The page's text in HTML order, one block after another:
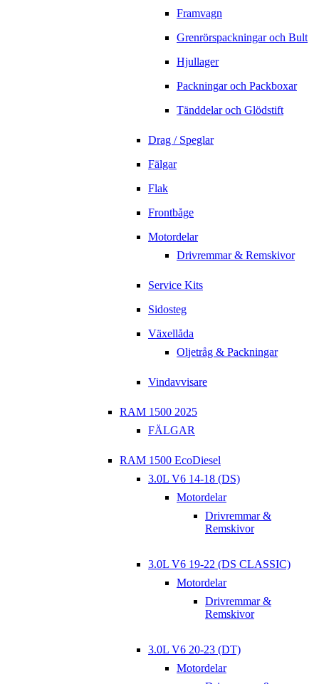
Framvagn
Grenrörspackningar och Bult
Hjullager
Packningar och Packboxar
Tänddelar och Glödstift
Drag / Speglar
Fälgar
Flak
Frontbåge
Motordelar
Drivremmar & Remskivor
Service Kits
Sidosteg
Växellåda
Oljetråg & Packningar
Vindavvisare
RAM 1500 2025
FÄLGAR
RAM 1500 EcoDiesel
3.0L V6 14-18 (DS)
Motordelar
Drivremmar &
Remskivor
3.0L V6 19-22 (DS CLASSIC)
Motordelar
Drivremmar &
Remskivor
3.0L V6 20-23 (DT)
Motordelar